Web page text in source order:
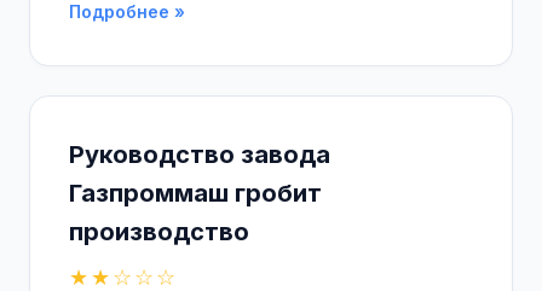
Подробнее »
Руководство завода
Газпроммаш гробит
производство
★★☆☆☆